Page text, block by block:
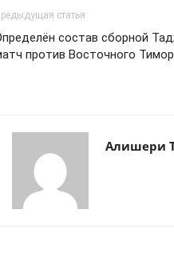
статья
состав сборной
против Восточного
Алишери